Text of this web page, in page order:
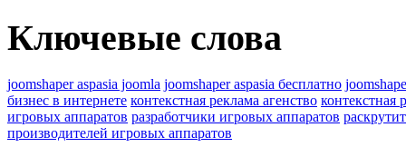
Ключевые слова
joomshaper aspasia joomla joomshaper aspasia бесплатно
бизнес в интернете контекстная реклама агенство контекстная
игровых аппаратов разработчики игровых аппаратов
производителей игровых аппаратов